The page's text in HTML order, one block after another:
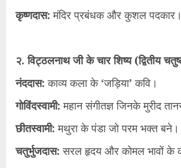
कृष्णदास: मंदिर प्रबंधक और कुशल पदकार।
२. विट्ठलनाथ जी के चार शिष्य (द्वितीय
नंददास: काव्य कला के ‘जड़िया’ कवि।
गोविंदस्वामी: महान संगीतज्ञ जिनके मुरीद
छीतस्वामी: मथुरा के पंडा जो परम भक्त बने।
चतुर्भुजदास: सरल हृदय और कोमल भावों के